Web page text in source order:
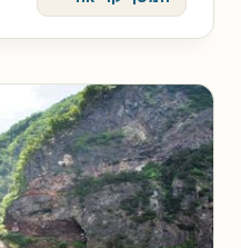
קו
הייצור
גלגלי
העיניים